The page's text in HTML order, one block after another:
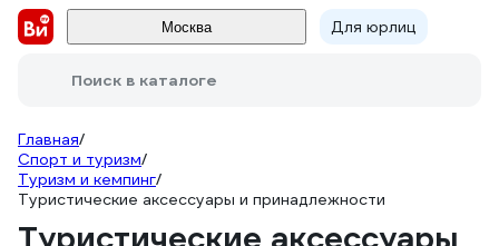
Москва Для юрлиц
Поиск в каталоге
Главная/
Спорт и туризм/
Туризм и кемпинг/
Туристические аксессуары и принадлежности